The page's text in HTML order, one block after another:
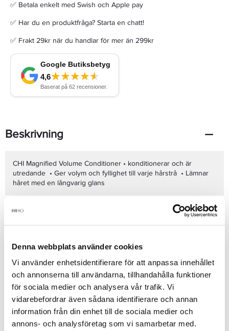
Denna webbplats använder cookies
Vi använder enhetsidentifierare för att anpassa innehållet
och annonserna till användarna, tillhandahålla funktioner
för sociala medier och analysera vår trafik. Vi
vidarebefordrar även sådana identifierare och annan
information från din enhet till de sociala medier och
annons- och analysföretag som vi samarbetar med.
✅ Betala enkelt med Swish och Apple pay
✅ Har du en produktfråga? Starta en chatt!
✅ Frakt 29kr när du handlar för mer än 299kr
Beskrivning
CHI Magnified Volume Conditioner • konditionerar och är
utredande • Ger volym och fyllighet till varje hårstrå • Lämnar
håret med en långvarig glans
Produktdetaljer
Recensioner
Finns i:
Hår Balsam Fint & Volym Normalt & Glansigt